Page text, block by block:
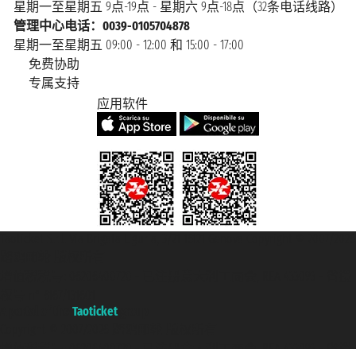
星期一至星期五 9点-19点 - 星期六 9点-18点（32条电话线路）
管理中心电话：0039-0105704878
星期一至星期五 09:00 - 12:00 和 15:00 - 17:00
免费协助
专属支持
应用软件
Taoticket